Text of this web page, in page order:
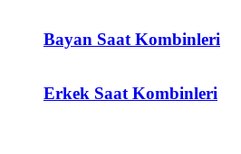
Bayan Saat Kombinleri
Erkek Saat Kombinleri